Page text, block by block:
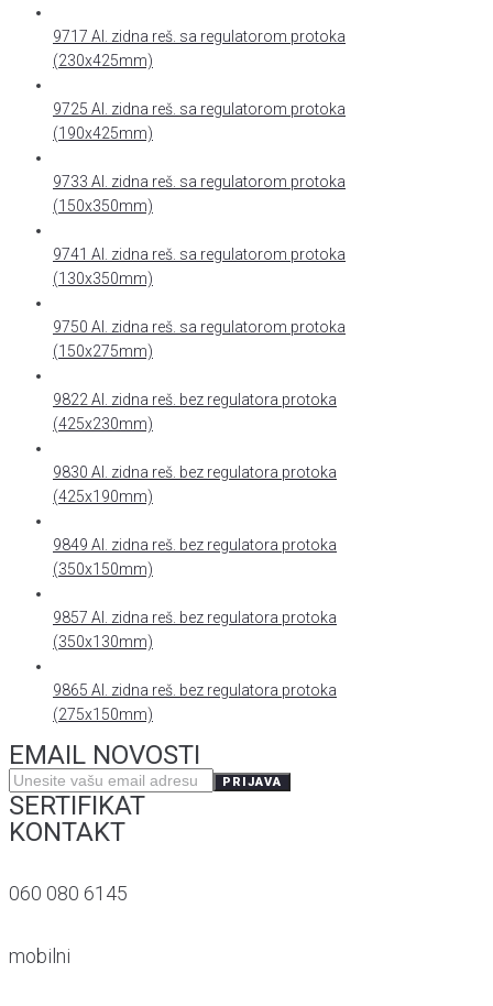
9717 Al. zidna reš. sa regulatorom protoka
(230x425mm)
9725 Al. zidna reš. sa regulatorom protoka
(190x425mm)
9733 Al. zidna reš. sa regulatorom protoka
(150x350mm)
9741 Al. zidna reš. sa regulatorom protoka
(130x350mm)
9750 Al. zidna reš. sa regulatorom protoka
(150x275mm)
9822 Al. zidna reš. bez regulatora protoka
(425x230mm)
9830 Al. zidna reš. bez regulatora protoka
(425x190mm)
9849 Al. zidna reš. bez regulatora protoka
(350x150mm)
9857 Al. zidna reš. bez regulatora protoka
(350x130mm)
9865 Al. zidna reš. bez regulatora protoka
(275x150mm)
EMAIL NOVOSTI
PRIJAVA
SERTIFIKAT
KONTAKT
060 080 6145
mobilni